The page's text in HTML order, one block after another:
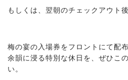
もしくは、翌朝のチェックアウト
梅の宴の入場券をフロントにて配
余韻に浸る特別な休日を、ぜひこ
い。